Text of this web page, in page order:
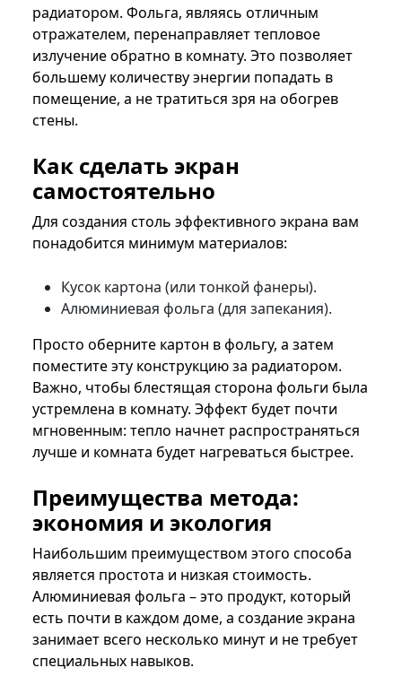
радиатором. Фольга, являясь отличным
отражателем, перенаправляет тепловое
излучение обратно в комнату. Это позволяет
большему количеству энергии попадать в
помещение, а не тратиться зря на обогрев
стены.
Как сделать экран
самостоятельно
Для создания столь эффективного экрана вам
понадобится минимум материалов:
Кусок картона (или тонкой фанеры).
Алюминиевая фольга (для запекания).
Просто оберните картон в фольгу, а затем
поместите эту конструкцию за радиатором.
Важно, чтобы блестящая сторона фольги была
устремлена в комнату. Эффект будет почти
мгновенным: тепло начнет распространяться
лучше и комната будет нагреваться быстрее.
Преимущества метода:
экономия и экология
Наибольшим преимуществом этого способа
является простота и низкая стоимость.
Алюминиевая фольга – это продукт, который
есть почти в каждом доме, а создание экрана
занимает всего несколько минут и не требует
специальных навыков.